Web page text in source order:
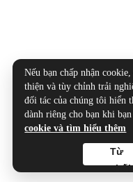
Nếu bạn chấp nhận
thiện và tùy chỉnh trải
đối tác của chúng tôi hiển
dành riêng cho bạn khi
cookie và tìm hiểu thêm
Từ
chối